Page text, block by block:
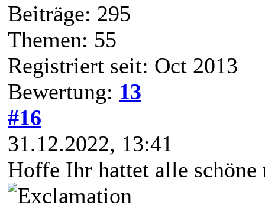
Beiträge: 295
Themen: 55
Registriert seit: Oct 2013
Bewertung: 13
#16
31.12.2022, 13:41
Hoffe Ihr hattet alle